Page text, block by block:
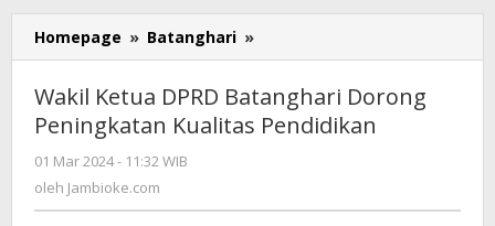
Homepage » Batanghari »
Ketua
Batanghari
Dorong
Wakil Ketua DPRD Batanghari Dorong
Peningkatan Kualitas Pendidikan
01 Mar 2024 - 11:32 WIB
oleh Jambioke.com